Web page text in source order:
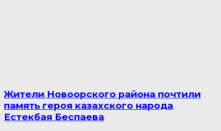
Жители Новоорского района почтили
память героя казахского народа
Естекбая Беспаева